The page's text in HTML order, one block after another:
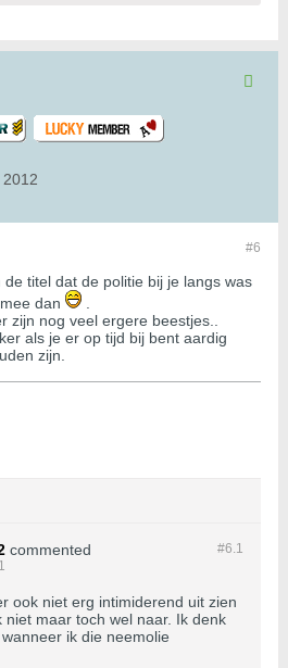
#6
titel dat de politie bij je langs was
dan
zijn nog veel ergere beestjes..
als je er op tijd bij bent aardig
zijn.
#6.1
commented
ook niet erg intimiderend uit zien
maar toch wel naar. Ik denk
ik die neemolie